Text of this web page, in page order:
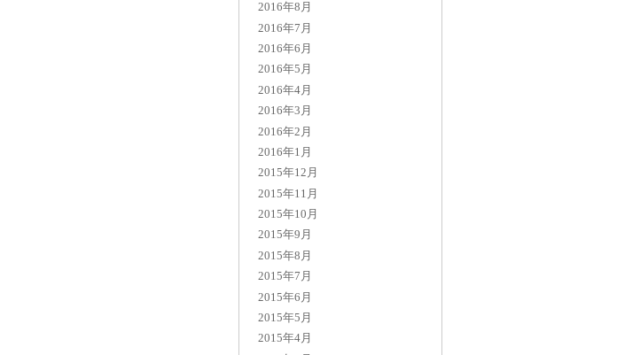
2016年8月
2016年7月
2016年6月
2016年5月
2016年4月
2016年3月
2016年2月
2016年1月
2015年12月
2015年11月
2015年10月
2015年9月
2015年8月
2015年7月
2015年6月
2015年5月
2015年4月